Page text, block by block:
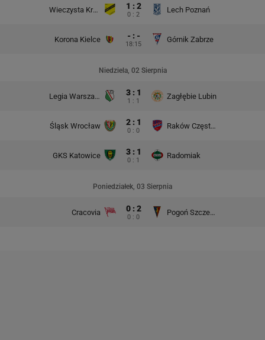
Wieczysta Kraków 1 : 2
0 : 2
Lech Poznań
Korona Kielce - : -
18:15
Górnik Zabrze
Niedziela, 02 Sierpnia
Legia Warszawa 3 : 1
1 : 1
Zagłębie Lubin
Śląsk Wrocław 2 : 1
0 : 0
Raków Częstochowa
GKS Katowice 3 : 1
0 : 1
Radomiak
Poniedziałek, 03 Sierpnia
Cracovia 0 : 2
0 : 0
Pogoń Szczecin